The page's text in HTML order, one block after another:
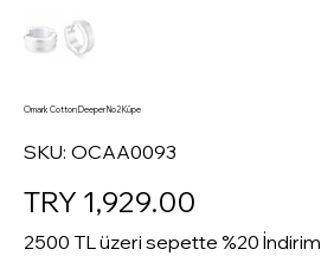
Omark Cotton Deeper No2 Küpe
SKU:
SKU
OCAA0093
OCAA0093
TRY 1,929.00
2500 TL üzeri sepette %20 İndirim